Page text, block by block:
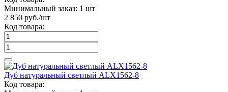
Минимальный заказ: 1 шт
2 850 руб./шт
Код товара:
Дуб натуральный светлый ALX1562-8
Код товара: